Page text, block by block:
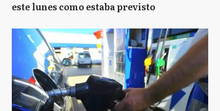
este lunes como estaba previsto